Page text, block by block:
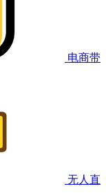
电商带
无人直